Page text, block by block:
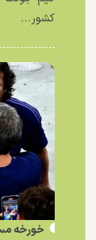
کشور...
خورخه